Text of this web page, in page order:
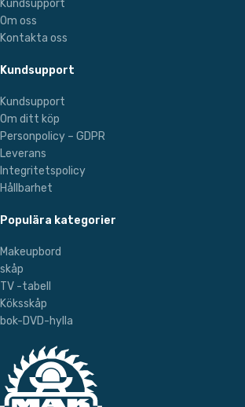
Kundsupport
Om oss
Kontakta oss
Kundsupport
Kundsupport
Om ditt köp
Personpolicy – GDPR
Leverans
Integritetspolicy
Hållbarhet
Populära kategorier
Makeupbord
skåp
TV -tabell
Köksskåp
bok-DVD-hylla